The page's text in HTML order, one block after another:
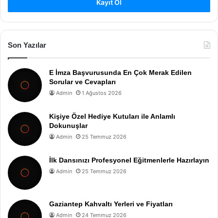
Kayıt Ol
Son Yazılar
E İmza Başvurusunda En Çok Merak Edilen
Sorular ve Cevapları
Admin 1 Ağustos 2026
Kişiye Özel Hediye Kutuları ile Anlamlı
Dokunuşlar
Admin 25 Temmuz 2026
İlk Dansınızı Profesyonel Eğitmenlerle Hazırlayın
Admin 25 Temmuz 2026
Gaziantep Kahvaltı Yerleri ve Fiyatları
Admin 24 Temmuz 2026